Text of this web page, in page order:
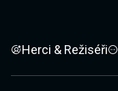
Herci & Režiséři